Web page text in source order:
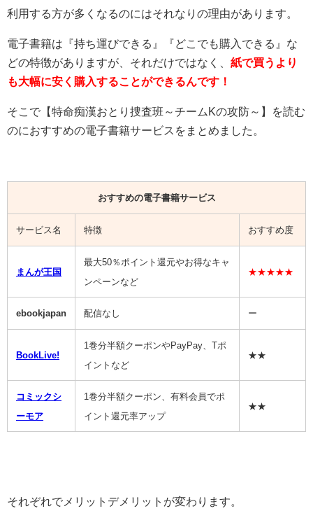
利用する方が多くなるのにはそれなりの理由があります。
電子書籍は『持ち運びできる』『どこでも購入できる』な
どの特徴がありますが、それだけではなく、 紙で買うより
も大幅に安く購入することができるんです！
そこで【特命痴漢おとり捜査班～チームKの攻防～】を読む
のにおすすめの電子書籍サービスをまとめました。
おすすめの電子書籍サービス
サービス名 特徴 おすすめ度
まんが王国
最大50％ポイント還元やお得なキャ
ンペーンなど
★★★★★
ebookjapan 配信なし ー
BookLive!
1巻分半額クーポンやPayPay、Tポ
イントなど
★★
コミックシ
ーモア
1巻分半額クーポン、有料会員でポ
イント還元率アップ
★★
それぞれでメリットデメリットが変わります。